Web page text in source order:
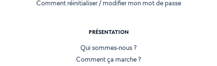
Comment réinitialiser / modifier mon mot de passe
PRÉSENTATION
Qui sommes-nous ?
Comment ça marche ?